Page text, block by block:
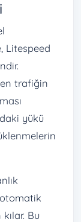
Litespeed
trafiğin
yükü
Bu